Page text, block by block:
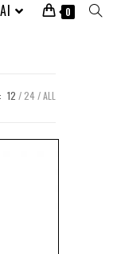
0
12 24 ALL